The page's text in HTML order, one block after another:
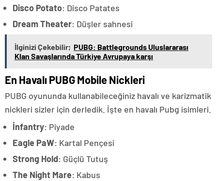
Disco Potato: Disco Patates
Dream Theater: Düşler sahnesi
İlginizi Çekebilir; PUBG: Battlegrounds Uluslararası
Klan Savaşlarında Türkiye Avrupaya karşı
En Havalı PUBG Mobile Nickleri
PUBG oyununda kullanabileceğiniz havalı ve karizmatik
nickleri sizler için derledik. İşte en havalı Pubg isimleri.
İnfantry: Piyade
Eagle PaW: Kartal Pençesi
Strong Hold: Güçlü Tutuş
The Night Mare: Kabus